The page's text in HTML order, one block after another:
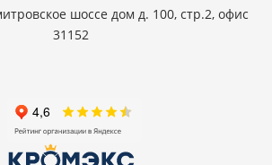
шоссе дом д. 100, стр.2, офис
31152